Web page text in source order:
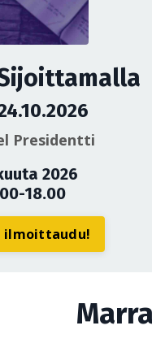
Presidentti
2026
18.00
ilmoittaudu!